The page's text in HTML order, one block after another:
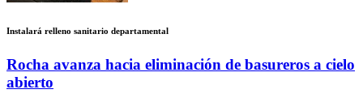
Instalará relleno sanitario departamental
Rocha avanza hacia eliminación de basureros a cielo
abierto